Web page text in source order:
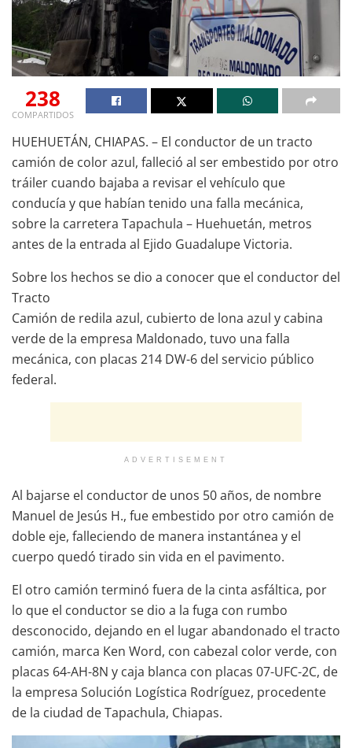
238
COMPARTIDOS
HUEHUETÁN, CHIAPAS. – El conductor de un tracto
camión de color azul, falleció al ser embestido por otro
tráiler cuando bajaba a revisar el vehículo que
conducía y que habían tenido una falla mecánica,
sobre la carretera Tapachula – Huehuetán, metros
antes de la entrada al Ejido Guadalupe Victoria.
Sobre los hechos se dio a conocer que el conductor del
Tracto
Camión de redila azul, cubierto de lona azul y cabina
verde de la empresa Maldonado, tuvo una falla
mecánica, con placas 214 DW-6 del servicio público
federal.
ADVERTISEMENT
Al bajarse el conductor de unos 50 años, de nombre
Manuel de Jesús H., fue embestido por otro camión de
doble eje, falleciendo de manera instantánea y el
cuerpo quedó tirado sin vida en el pavimento.
El otro camión terminó fuera de la cinta asfáltica, por
lo que el conductor se dio a la fuga con rumbo
desconocido, dejando en el lugar abandonado el tracto
camión, marca Ken Word, con cabezal color verde, con
placas 64-AH-8N y caja blanca con placas 07-UFC-2C, de
la empresa Solución Logística Rodríguez, procedente
de la ciudad de Tapachula, Chiapas.